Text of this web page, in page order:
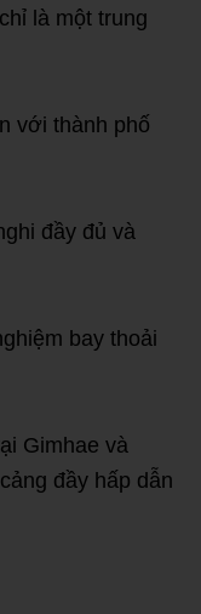
là một trung
với thành phố
đầy đủ và
bay thoải
Gimhae và
đầy hấp dẫn